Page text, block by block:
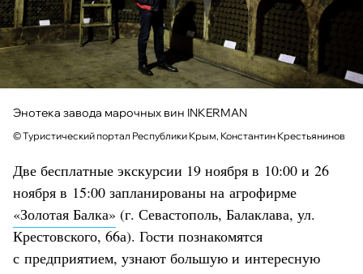
Энотека завода марочных вин INKERMAN
© Туристический портал Республики Крым, Константин Крестьянинов
Две бесплатные экскурсии 19 ноября в 10:00 и 26
ноября в 15:00 запланированы на агрофирме
«Золотая Балка» (г. Севастополь, Балаклава, ул.
Крестовского, 66а). Гости познакомятся
с предприятием, узнают большую и интересную